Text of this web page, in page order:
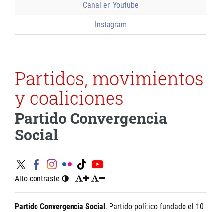
Canal en Youtube
Instagram
Partidos, movimientos
y coaliciones
Partido Convergencia
Social
Alto contraste
Partido Convergencia Social . Partido político fundado el 10